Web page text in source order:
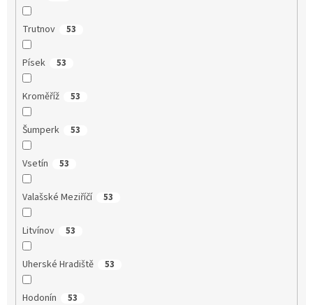
Trutnov 53
Písek 53
Kroměříž 53
Šumperk 53
Vsetín 53
Valašské Meziříčí 53
Litvínov 53
Uherské Hradiště 53
Hodonín 53